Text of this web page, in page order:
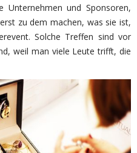
Unternehmen und Sponsoren,
zu dem machen, was sie ist,
Solche Treffen sind vor
weil man viele Leute trifft, die